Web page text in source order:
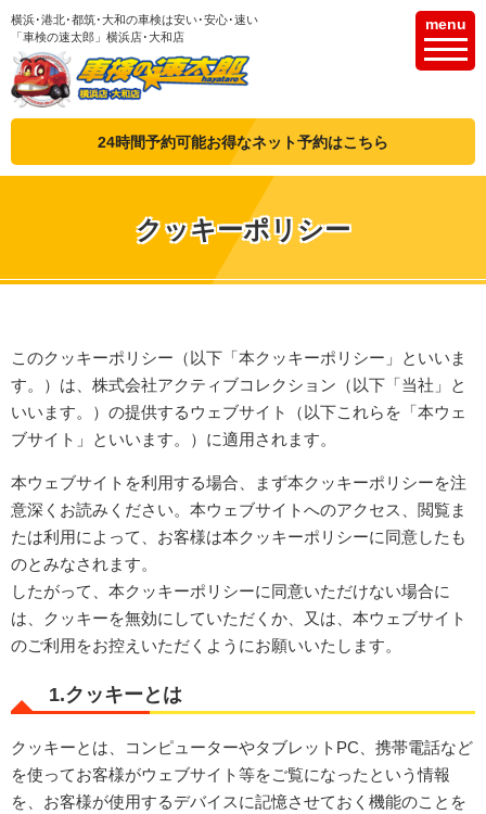
横浜･港北･都筑･大和の車検は安い･安心･速い
「車検の速太郎」横浜店･大和店
menu
24時間予約可能お得なネット予約はこちら
クッキーポリシー
このクッキーポリシー（以下「本クッキーポリシー」といいま
す。）は、株式会社アクティブコレクション（以下「当社」と
いいます。）の提供するウェブサイト（以下これらを「本ウェ
ブサイト」といいます。）に適用されます。
本ウェブサイトを利用する場合、まず本クッキーポリシーを注
意深くお読みください。本ウェブサイトへのアクセス、閲覧ま
たは利用によって、お客様は本クッキーポリシーに同意したも
のとみなされます。
したがって、本クッキーポリシーに同意いただけない場合に
は、クッキーを無効にしていただくか、又は、本ウェブサイト
のご利用をお控えいただくようにお願いいたします。
1.クッキーとは
クッキーとは、コンピューターやタブレットPC、携帯電話など
を使ってお客様がウェブサイト等をご覧になったという情報
を、お客様が使用するデバイスに記憶させておく機能のことを